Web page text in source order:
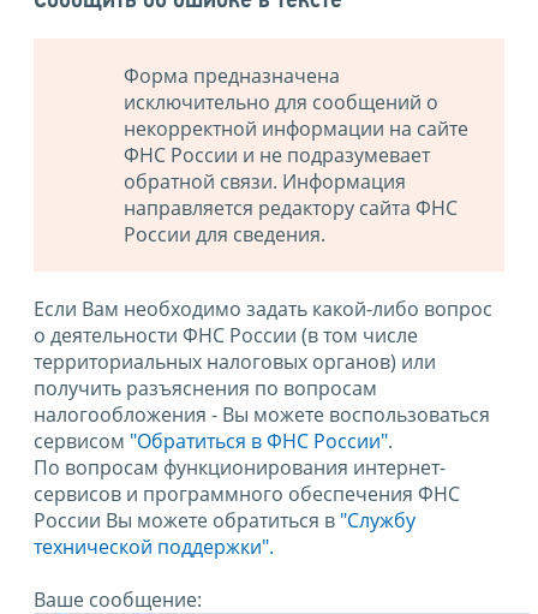
Форма предназначена
исключительно для сообщений о
некорректной информации на сайте
ФНС России и не подразумевает
обратной связи. Информация
направляется редактору сайта ФНС
России для сведения.
Если Вам необходимо задать какой-либо вопрос
о деятельности ФНС России (в том числе
территориальных налоговых органов) или
получить разъяснения по вопросам
налогообложения - Вы можете воспользоваться
сервисом "Обратиться в ФНС России".
По вопросам функционирования интернет-
сервисов и программного обеспечения ФНС
России Вы можете обратиться в "Службу
технической поддержки".
Ваше сообщение: